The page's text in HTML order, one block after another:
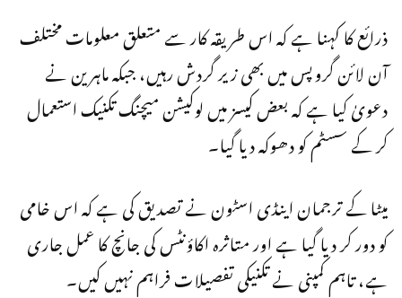
ذرائع کا کہنا ہے کہ اس طریقہ کار سے متعلق معلومات مختلف
آن لائن گروپس میں بھی زیر گردش رہیں، جبکہ ماہرین نے
دعویٰ کیا ہے کہ بعض کیسز میں لوکیشن میچنگ تکنیک استعمال
کر کے سسٹم کو دھوکہ دیا گیا۔
میٹا کے ترجمان اینڈی اسٹون نے تصدیق کی ہے کہ اس خامی
کو دور کر دیا گیا ہے اور متاثرہ اکاؤنٹس کی جانچ کا عمل جاری
ہے، تاہم کمپنی نے تکنیکی تفصیلات فراہم نہیں کیں۔